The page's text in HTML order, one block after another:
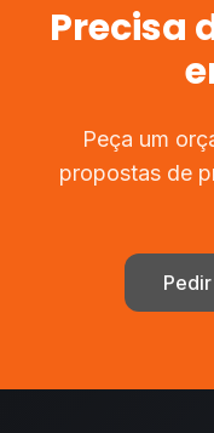
Precisa
Peça um
propostas de